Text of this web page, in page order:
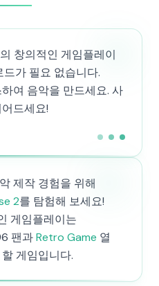
창의적인 게임플레이
가 필요 없습니다.
여 음악을 만드세요. 사
드세요!
제작 경험을 위해
2를 탐험해 보세요!
게임플레이는
팬과Retro Game 열
게임입니다.